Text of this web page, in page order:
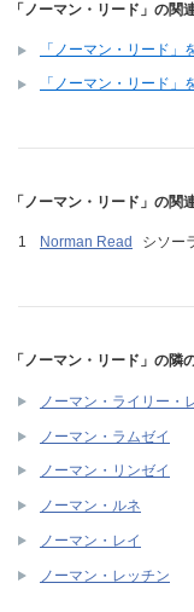
「ノーマン・リード」の関
「ノーマン・リード
「ノーマン・リード」
「ノーマン・リード」の関
Norman Read シソー
「ノーマン・リード」の隣
ノーマン・ライリー・
ノーマン・ラムゼイ
ノーマン・リンゼイ
ノーマン・ルネ
ノーマン・レイ
ノーマン・レッチン